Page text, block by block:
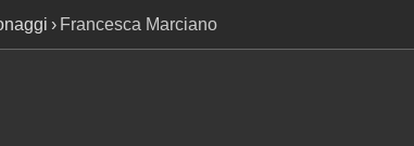
Francesca Marciano